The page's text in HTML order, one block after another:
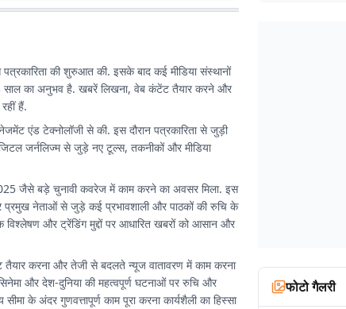
की शुरुआत की. इसके बाद कई मीडिया संस्थानों
साल का अनुभव है. खबरें लिखना, वेब कंटेंट तैयार करने और
हैं.
एंड टेक्नोलॉजी से की. इस दौरान पत्रकारिता से जुड़ी
जर्नलिज्म से जुड़े नए टूल्स, तकनीकों और मीडिया
जैसे बड़े चुनावी कवरेज में काम करने का अवसर मिला. इस
और प्रमुख नेताओं से जुड़े कई प्रभावशाली और पाठकों की रुचि के
और ट्रेंडिंग मुद्दों पर आधारित खबरों को आसान और
करना और तेजी से बदलते न्यूज वातावरण में काम करना
सिनेमा और देश-दुनिया की महत्वपूर्ण घटनाओं पर रुचि और
के अंदर गुणवत्तापूर्ण काम पूरा करना कार्यशैली का हिस्सा
फोटो गैलरी